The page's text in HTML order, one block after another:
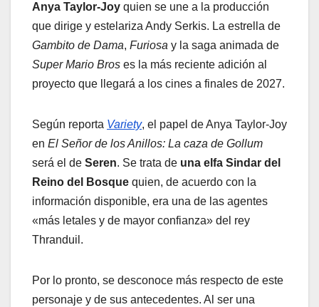
Anya Taylor-Joy quien se une a la producción
que dirige y estelariza Andy Serkis. La estrella de
Gambito de Dama, Furiosa y la saga animada de
Super Mario Bros es la más reciente adición al
proyecto que llegará a los cines a finales de 2027.
Según reporta Variety, el papel de Anya Taylor-Joy
en El Señor de los Anillos: La caza de Gollum
será el de Seren. Se trata de una elfa Sindar del
Reino del Bosque quien, de acuerdo con la
información disponible, era una de las agentes
«más letales y de mayor confianza» del rey
Thranduil.
Por lo pronto, se desconoce más respecto de este
personaje y de sus antecedentes. Al ser una